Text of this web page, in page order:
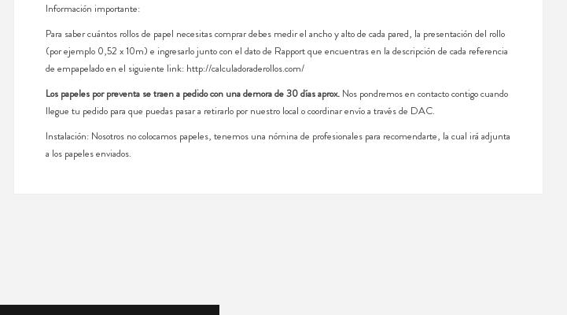
Información importante:
Para saber cuántos rollos de papel necesitas comprar debes medir el ancho y alto de cada pared, la presentación del rollo
(por ejemplo 0,52 x 10m) e ingresarlo junto con el dato de Rapport que encuentras en la descripción de cada referencia
de empapelado en el siguiente link: http://calculadoraderollos.com/
Los papeles por preventa se traen a pedido con una demora de 30 días aprox. Nos pondremos en contacto contigo cuando
llegue tu pedido para que puedas pasar a retirarlo por nuestro local o coordinar envío a través de DAC.
Instalación: Nosotros no colocamos papeles, tenemos una nómina de profesionales para recomendarte, la cual irá adjunta
a los papeles enviados.